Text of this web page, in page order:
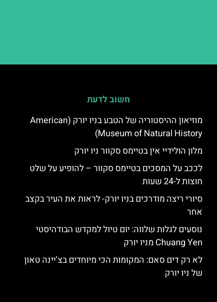
חשוב לדעת
מוזיאון ההיסטוריה של הטבע בניו יורק (American
Museum of Natural History)
מלון הולידיי אין בטיימס סקוור ניו יורק
לככב על המסכים בטיימס סקוור – להופיע על שלט
חוצות ל-24 שעות
סיורי ריצה מודרכים בניו יורק- לראות את העיר בקצב
אחר
נוסעים לגלות שלווה: יום טיול למקדש הבודהיסטי
Chuang Yen מניו יורק
לא רק דים סאם: המקומות הכי מיוחדים בצ’יינה טאון
של ניו יורק